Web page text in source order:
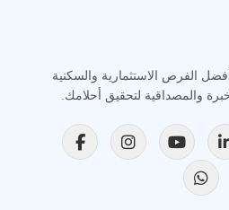
الفرص الاستثمارية والسكنية
والمصداقية لتحقيق أحلامك.